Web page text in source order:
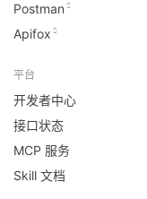
Postman
Apifox
平台
开发者中心
接口状态
MCP 服务
Skill 文档